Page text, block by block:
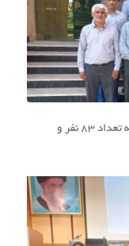
دوره آموزشی ” آب شناسی ۱ ” به مدت ۵ روز به تعداد ۸۳ نفر و